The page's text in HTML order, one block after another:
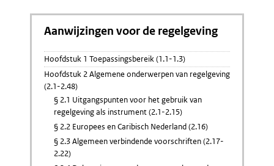
Aanwijzingen voor de regelgeving
Hoofdstuk 1 Toepassingsbereik (1.1-1.3)
Hoofdstuk 2 Algemene onderwerpen van regelgeving
(2.1-2.48)
§ 2.1 Uitgangspunten voor het gebruik van
regelgeving als instrument (2.1-2.15)
§ 2.2 Europees en Caribisch Nederland (2.16)
§ 2.3 Algemeen verbindende voorschriften (2.17-
2.22)